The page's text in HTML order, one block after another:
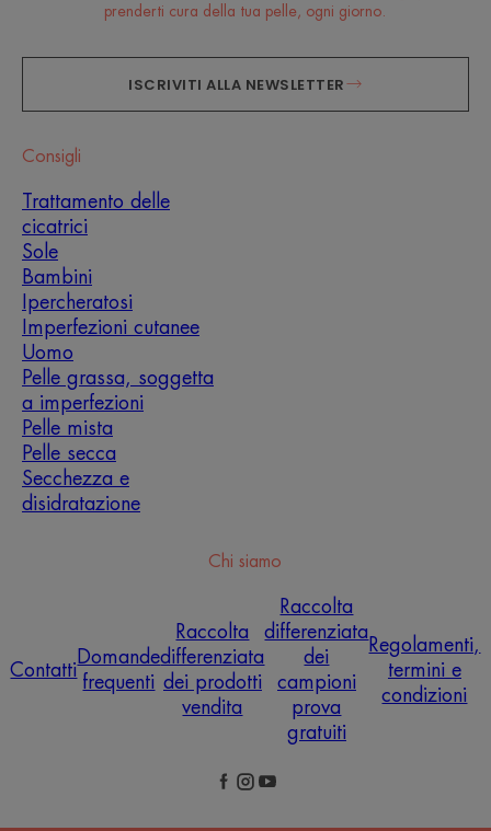
prenderti cura della tua pelle, ogni giorno.
ISCRIVITI ALLA NEWSLETTER
Consigli
Trattamento delle
cicatrici
Sole
Bambini
Ipercheratosi
Imperfezioni cutanee
Uomo
Pelle grassa, soggetta
a imperfezioni
Pelle mista
Pelle secca
Secchezza e
disidratazione
Chi siamo
Contatti
Domande
frequenti
Raccolta
differenziata
dei prodotti
vendita
Raccolta
differenziata
dei
campioni
prova
gratuiti
Regolamenti,
termini e
condizioni